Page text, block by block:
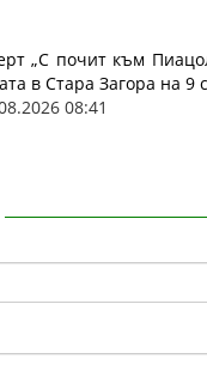
„С почит към
в Стара Загора на 9
08:41